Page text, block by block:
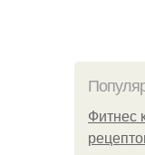
Фитнес